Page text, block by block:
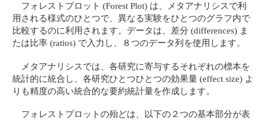
フォレストプロット (Forest Plot) は、メタアナリシスで利
用される様式のひとつで、異なる実験をひとつのグラフ内で
比較するのに利用されます。データは、差分 (differences) ま
たは比率 (ratios) で入力し、８つのデータ列を使用します。
メタアナリシスでは、各研究に寄与するそれぞれの標本を
統計的に統合し、各研究ひとつひとつの効果量 (effect size) よ
りも精度の高い統合的な要約統計量を作成します。
フォレストプロットの殆どは、以下の２つの基本部分が表